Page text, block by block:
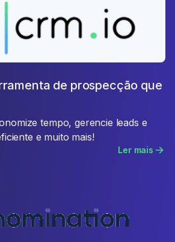
de prospecção que
tempo, gerencie leads e
e muito mais!
Ler mais